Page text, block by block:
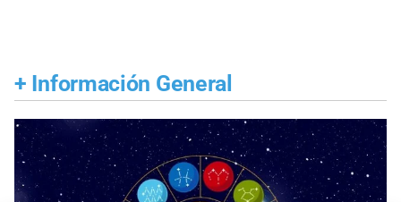
+ Información General